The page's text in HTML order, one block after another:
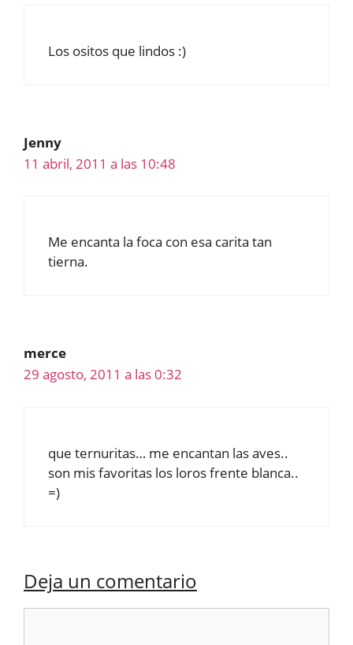
Los ositos que lindos :)
Jenny
11 abril, 2011 a las 10:48
Me encanta la foca con esa carita tan
tierna.
merce
29 agosto, 2011 a las 0:32
que ternuritas… me encantan las aves..
son mis favoritas los loros frente blanca..
=)
Deja un comentario